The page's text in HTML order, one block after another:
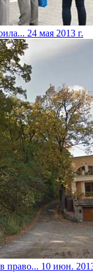
24 мая 2013 г.
право... 10 июн.